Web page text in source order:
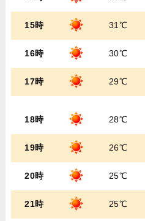
15時 31℃
16時 30℃
17時 29℃
18時 28℃
19時 26℃
20時 25℃
21時 25℃